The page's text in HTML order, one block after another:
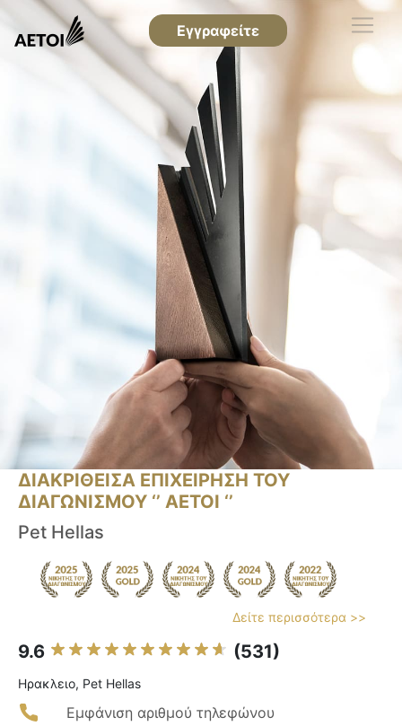
Εγγραφείτε
ΔΙΑΚΡΙΘΕΙΣΑ ΕΠΙΧΕΙΡΗΣΗ ΤΟΥ
ΔΙΑΓΩΝΙΣΜΟΥ ‘’ ΑΕΤΟΙ ‘’
Pet Hellas
Δείτε περισσότερα >>
9.6 (531)
Ηρακλειο, Pet Hellas
Εμφάνιση αριθμού τηλεφώνου